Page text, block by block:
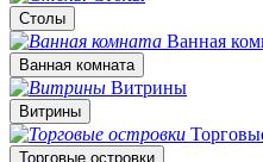
Столы
Ванная
Ванная комната
Витрины
Витрины
Торговые островки